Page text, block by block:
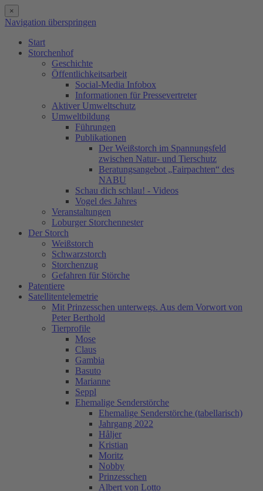
×
Navigation überspringen
Start
Storchenhof
Geschichte
Öffentlichkeitsarbeit
Social-Media Infobox
Informationen für Pressevertreter
Aktiver Umweltschutz
Umweltbildung
Führungen
Publikationen
Der Weißstorch im Spannungsfeld
zwischen Natur- und Tierschutz
Beratungsangebot „Fairpachten“ des
NABU
Schau dich schlau! - Videos
Vogel des Jahres
Veranstaltungen
Loburger Storchennester
Der Storch
Weißstorch
Schwarzstorch
Storchenzug
Gefahren für Störche
Patentiere
Satellitentelemetrie
Mit Prinzesschen unterwegs. Aus dem Vorwort von
Peter Berthold
Tierprofile
Mose
Claus
Gambia
Basuto
Marianne
Seppl
Ehemalige Senderstörche
Ehemalige Senderstörche (tabellarisch)
Jahrgang 2022
Håljer
Kristian
Moritz
Nobby
Prinzesschen
Albert von Lotto